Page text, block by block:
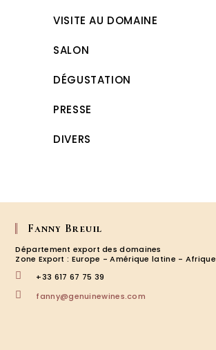
VISITE AU DOMAINE
SALON
DÉGUSTATION
PRESSE
DIVERS
Fanny Breuil
Département export des domaines
Zone Export : Europe - Amérique latine - Afrique
+33 617 67 75 39
fanny@genuinewines.com